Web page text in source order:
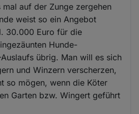
mal auf der Zunge zergehen
weist so ein Angebot
30.000 Euro für die
Hunde-
übrig. Man will es sich
und Winzern verscherzen,
so mögen, wenn die Köter
Garten bzw. Wingert geführt